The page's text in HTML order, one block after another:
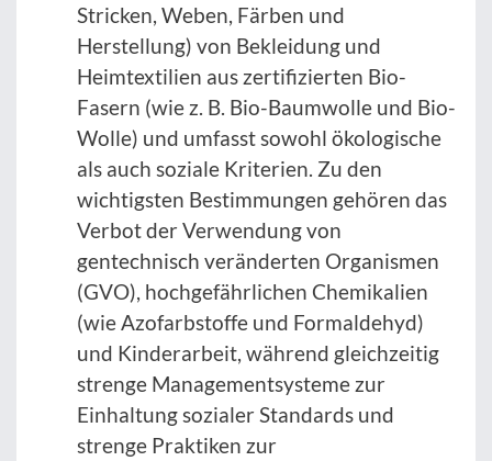
Stricken, Weben, Färben und
Herstellung) von Bekleidung und
Heimtextilien aus zertifizierten Bio-
Fasern (wie z. B. Bio-Baumwolle und Bio-
Wolle) und umfasst sowohl ökologische
als auch soziale Kriterien. Zu den
wichtigsten Bestimmungen gehören das
Verbot der Verwendung von
gentechnisch veränderten Organismen
(GVO), hochgefährlichen Chemikalien
(wie Azofarbstoffe und Formaldehyd)
und Kinderarbeit, während gleichzeitig
strenge Managementsysteme zur
Einhaltung sozialer Standards und
strenge Praktiken zur